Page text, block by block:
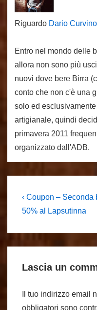
Riguardo Dario Curvino
Entro nel mondo delle
allora non sono più
nuovi dove bere Birra
conto che non c'è una
solo ed
artigianale, quindi
primavera 2011
organizzato dall'ADB.
Navigazione
articoli
L'articolo
precedente
‹ Coupon – Seconda
50% al Lapsutinna
Lascia un
Il tuo indirizzo email
obbligatori sono